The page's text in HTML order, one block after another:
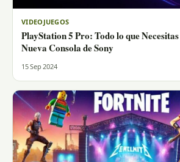
VIDEOJUEGOS
PlayStation 5 Pro: Todo lo que
Nueva Consola de Sony
15 Sep 2024